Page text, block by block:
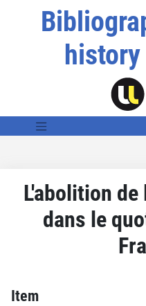
L'abolition
dans le
Item